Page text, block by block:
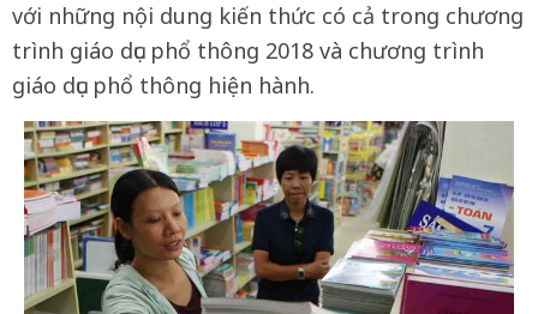
với những nội dung kiến thức có cả trong chương
trình giáo dục phổ thông 2018 và chương trình
giáo dục phổ thông hiện hành.